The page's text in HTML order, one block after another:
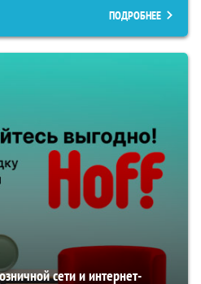
ПОДРОБНЕЕ
сети и интернет-